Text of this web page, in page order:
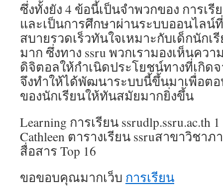
ซึ่งทั้งยัง 4 ข้อนี้เป็นจำพวกของ การเ
และเป็นการศึกษาผ่านระบบออนไล
สบายรวดเร็วทันใจเหมาะกับเด็กนักเ
มาก ซึ่งทาง ssru พวกเรามองเห็นคว
ดิจิตอลให้กำเนิดประโยชน์ทางที่เกิด
จึงทำให้ได้พัฒนาระบบนี้ขึ้นมาเพื่อต
ของนักเรียนให้ทันสมัยมากยิ่งขึ้น
Learning การเรียน ssrudlp.ssru.ac.th
Cathleen ตารางเรียน ssruสาขาวิชา
สื่อสาร Top 16
ขอขอบคุณมากเว็บ การเรียน